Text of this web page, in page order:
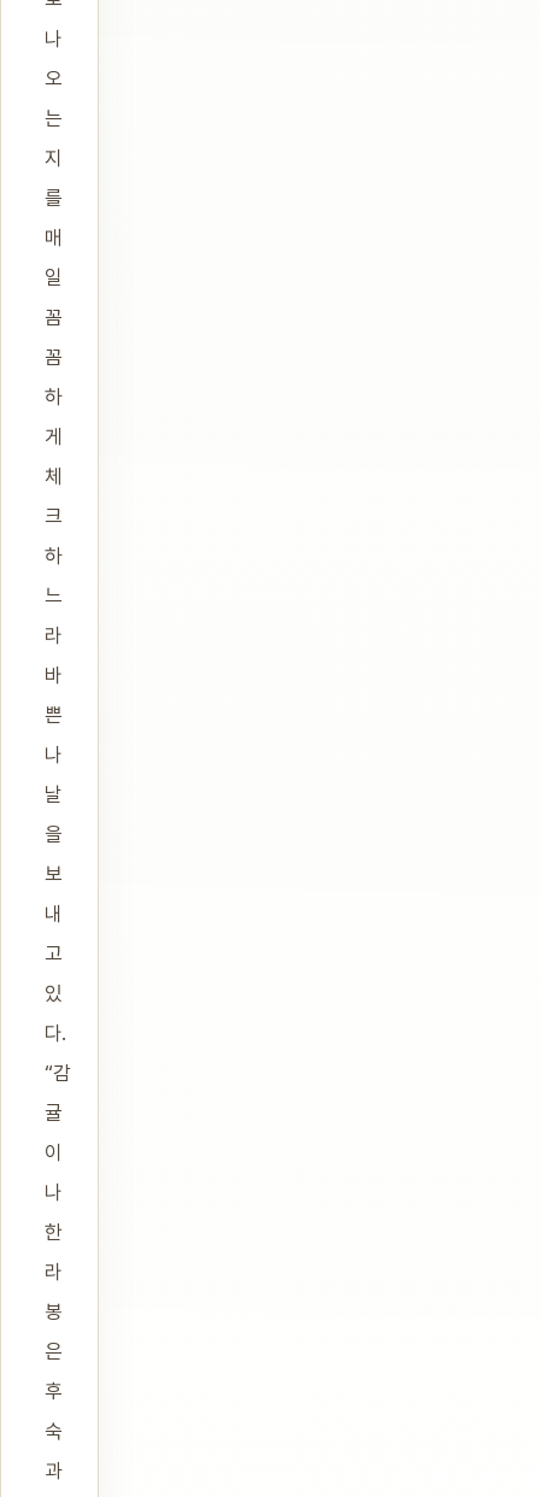
나
오
는
지
를
매
일
꼼
꼼
하
게
체
크
하
느
라
바
쁜
나
날
을
보
내
고
있
다.
“감
귤
이
나
한
라
봉
은
후
숙
과